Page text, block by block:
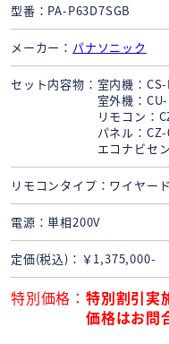
型番 PA-P63D7SGB
メーカー パナソニック
セット内容物
室内機：
室外機：
リモコン：
パネル：
エコナビセ
リモコンタイプ ワイヤー
電源 単相200V
定価(税込) ￥1,375,000-
特別価格
特別割引実
価格はお問